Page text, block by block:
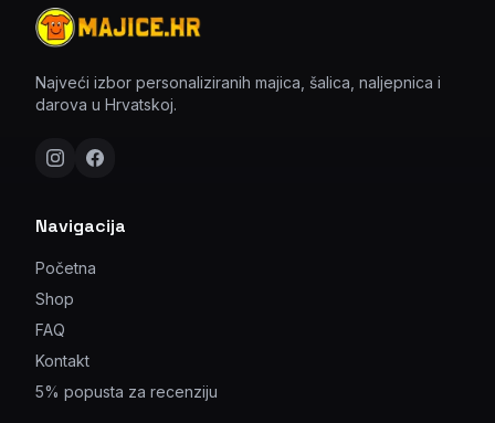
Najveći izbor personaliziranih majica, šalica, naljepnica i
darova u Hrvatskoj.
Navigacija
Početna
Shop
FAQ
Kontakt
5% popusta za recenziju